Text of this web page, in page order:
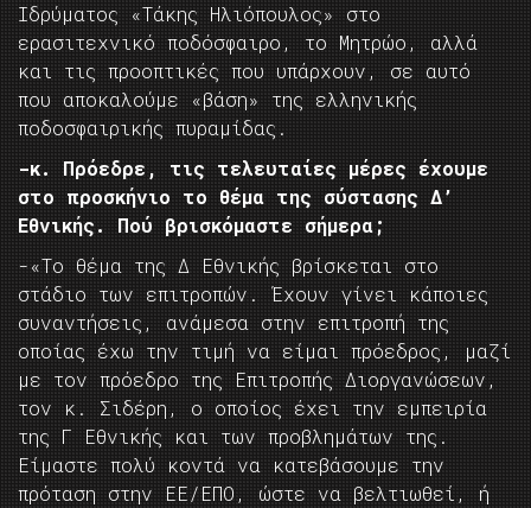
Ιδρύματος «Τάκης Ηλιόπουλος» στο
ερασιτεχνικό ποδόσφαιρο, το Μητρώο, αλλά
και τις προοπτικές που υπάρχουν, σε αυτό
που αποκαλούμε «βάση» της ελληνικής
ποδοσφαιρικής πυραμίδας.
-κ. Πρόεδρε, τις τελευταίες μέρες έχουμε
στο προσκήνιο το θέμα της σύστασης Δ’
Εθνικής. Πού βρισκόμαστε σήμερα;
-«Το θέμα της Δ Εθνικής βρίσκεται στο
στάδιο των επιτροπών. Έχουν γίνει κάποιες
συναντήσεις, ανάμεσα στην επιτροπή της
οποίας έχω την τιμή να είμαι πρόεδρος, μαζί
με τον πρόεδρο της Επιτροπής Διοργανώσεων,
τον κ. Σιδέρη, ο οποίος έχει την εμπειρία
της Γ Εθνικής και των προβλημάτων της.
Είμαστε πολύ κοντά να κατεβάσουμε την
πρόταση στην ΕΕ/ΕΠΟ, ώστε να βελτιωθεί, ή